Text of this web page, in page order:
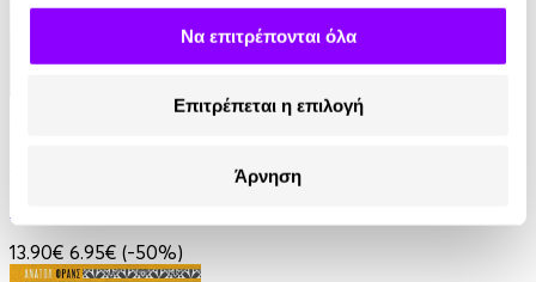
Να επιτρέπονται όλα
Επιτρέπεται η επιλογή
Άρνηση
• 1 Credit
13.90€ 6.95€ (-50%)